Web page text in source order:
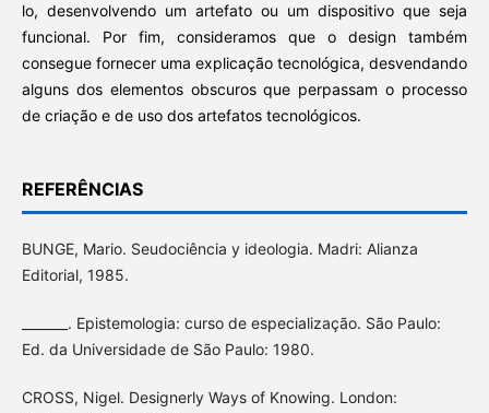
lo, desenvolvendo um artefato ou um dispositivo que seja
funcional. Por fim, consideramos que o design também
consegue fornecer uma explicação tecnológica, desvendando
alguns dos elementos obscuros que perpassam o processo
de criação e de uso dos artefatos tecnológicos.
REFERÊNCIAS
BUNGE, Mario. Seudociência y ideologia. Madri: Alianza
Editorial, 1985.
_______. Epistemologia: curso de especialização. São Paulo:
Ed. da Universidade de São Paulo: 1980.
CROSS, Nigel. Designerly Ways of Knowing. London: